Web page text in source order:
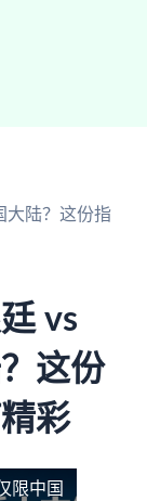
大陆？这份指
vs
这份
彩
限中国